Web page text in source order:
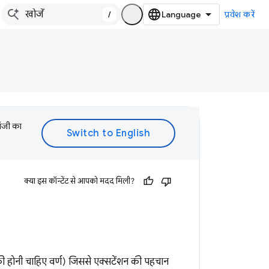
/ प्रवेश करें
का
क्या इस कॉन्टेंट से आपको मदद मिली?
होनी चाहिए वर्ण) जिससे एक्सटेंशन की पहचान